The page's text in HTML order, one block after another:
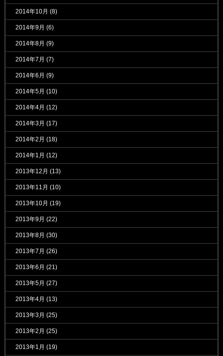
2014年10月 (8)
2014年9月 (6)
2014年8月 (9)
2014年7月 (7)
2014年6月 (9)
2014年5月 (10)
2014年4月 (12)
2014年3月 (17)
2014年2月 (18)
2014年1月 (12)
2013年12月 (13)
2013年11月 (10)
2013年10月 (19)
2013年9月 (22)
2013年8月 (30)
2013年7月 (26)
2013年6月 (21)
2013年5月 (27)
2013年4月 (13)
2013年3月 (25)
2013年2月 (25)
2013年1月 (19)